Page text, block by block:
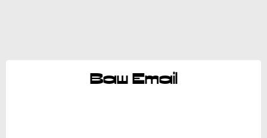
Ваш Email